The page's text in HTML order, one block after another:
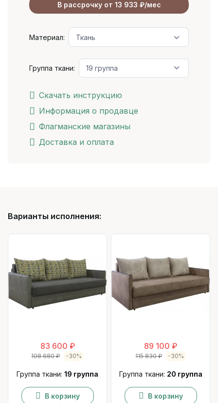
В рассрочку от 13 933 ₽/мес
Материал:
Группа ткани:
Скачать инструкцию
Информация о продавце
Флагманские магазины
Доставка и оплата
Варианты исполнения:
83 600 ₽
108 680 ₽ -30%
Группа ткани: 19 группа
В корзину
89 100 ₽
115 830 ₽ -30%
Группа ткани: 20 группа
В корзину